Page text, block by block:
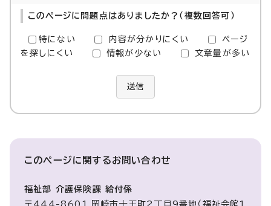
このページに問題点はありましたか？（複数回答可）
特にない 内容が分かりにくい
ページ
を探しにくい
情報が少ない 文章量が多い
送信
このページに関するお問い合わせ
福祉部 介護保険課 給付係